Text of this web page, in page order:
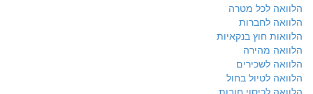
הלוואה לכל מטרה
הלוואה לחברות
הלוואות חוץ בנקאיות
הלוואה מהירה
הלוואה לשכירים
הלוואה לטיול בחול
הלוואה לכיסוי חובות